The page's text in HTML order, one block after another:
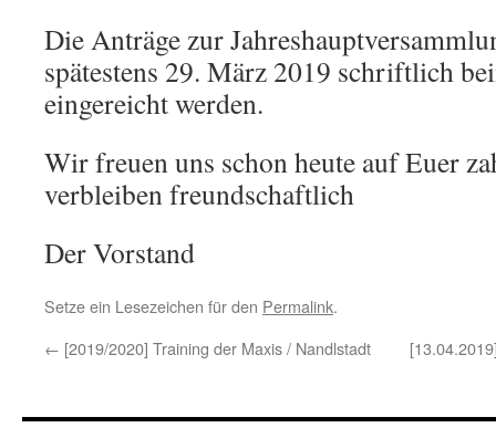
Die Anträge zur
spätestens 29. März 2019 schriftlich
eingereicht werden.
Wir freuen uns schon heute auf Euer
verbleiben freundschaftlich
Der Vorstand
Setze ein Lesezeichen für den Permalink.
← [2019/2020] Training der Maxis / Nandlstadt